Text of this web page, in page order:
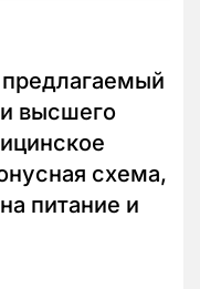
высшего
схема,
питание и